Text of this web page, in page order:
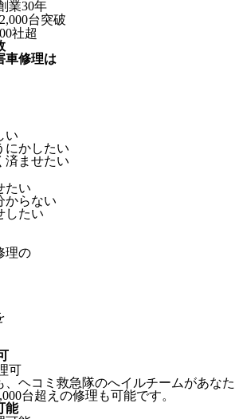
車修理は
い
にかしたい
済ませたい
たい
からない
したい
理の
、ヘコミ救急隊のへイルチームがあなた
台超えの修理も可能です。
能